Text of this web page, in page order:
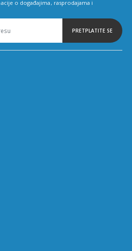
o događajima, rasprodajama i
PRETPLATITE SE